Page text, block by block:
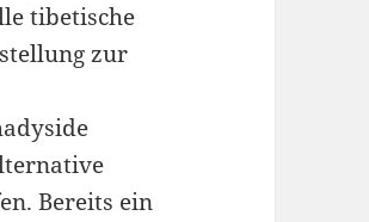
tibetische
zur
Bereits ein